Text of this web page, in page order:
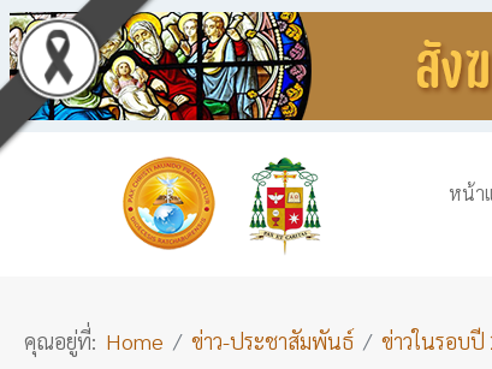
หน้า
คุณอยู่ที่: Home ข่าว-ประชาสัมพันธ์ ข่าวในรอบปี